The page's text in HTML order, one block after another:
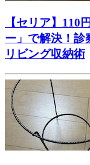
【セリア】110
ー」で解決！診
リビング収納術